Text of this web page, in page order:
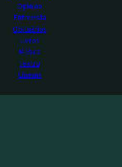
Opinião
Entrevista
Obituários
Livros
Música
Teatro
Cinema